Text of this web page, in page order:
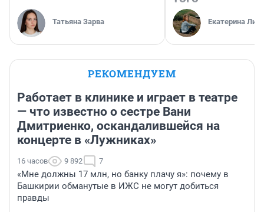
Татьяна Зарва Екатерина
РЕКОМЕНДУЕМ
Работает в клинике и играет в театре
— что известно о сестре Вани
Дмитриенко, оскандалившейся на
концерте в «Лужниках»
16 часов 9 892 7
«Мне должны 17 млн, но банку плачу я»: почему в
Башкирии обманутые в ИЖС не могут добиться
правды